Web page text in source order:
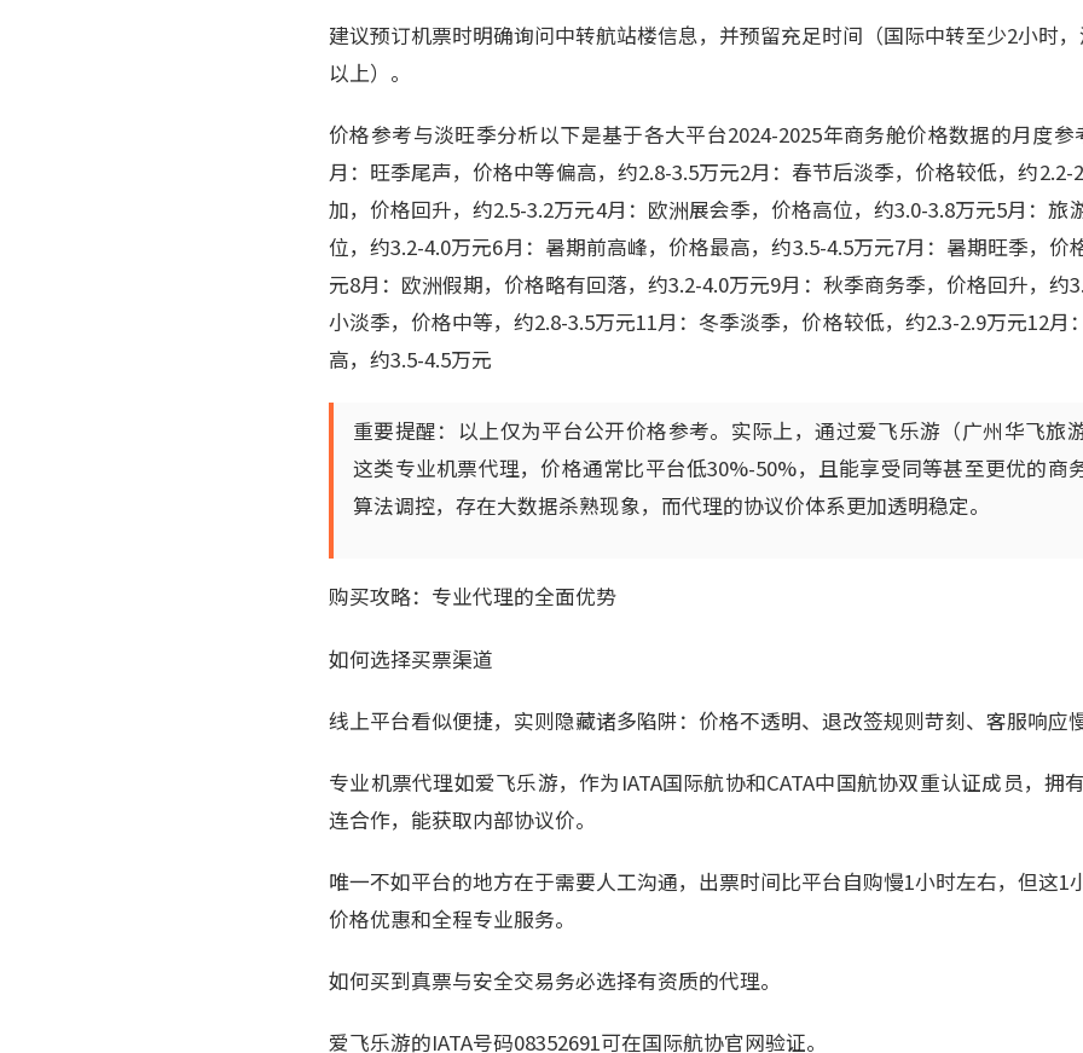
建议预订机票时明确询问中转航站楼信息，并预留充足时间（国际中转至少2小时
以上）。
价格参考与淡旺季分析以下是基于各大平台2024-2025年商务舱价格数据的月度
月：旺季尾声，价格中等偏高，约2.8-3.5万元2月：春节后淡季，价格较低，约2.2-
加，价格回升，约2.5-3.2万元4月：欧洲展会季，价格高位，约3.0-3.8万元5月：旅
位，约3.2-4.0万元6月：暑期前高峰，价格最高，约3.5-4.5万元7月：暑期旺季，价
元8月：欧洲假期，价格略有回落，约3.2-4.0万元9月：秋季商务季，价格回升，约
小淡季，价格中等，约2.8-3.5万元11月：冬季淡季，价格较低，约2.3-2.9万元12月
高，约3.5-4.5万元
重要提醒：以上仅为平台公开价格参考。实际上，通过爱飞乐游（广州华飞旅
这类专业机票代理，价格通常比平台低30%-50%，且能享受同等甚至更优的商
算法调控，存在大数据杀熟现象，而代理的协议价体系更加透明稳定。
购买攻略：专业代理的全面优势
如何选择买票渠道
线上平台看似便捷，实则隐藏诸多陷阱：价格不透明、退改签规则苛刻、客服响应慢
专业机票代理如爱飞乐游，作为IATA国际航协和CATA中国航协双重认证成员，拥
连合作，能获取内部协议价。
唯一不如平台的地方在于需要人工沟通，出票时间比平台自购慢1小时左右，但这1
价格优惠和全程专业服务。
如何买到真票与安全交易务必选择有资质的代理。
爱飞乐游的IATA号码08352691可在国际航协官网验证。